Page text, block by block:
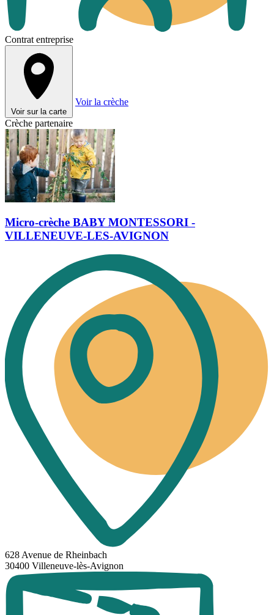
Contrat entreprise
Voir sur la carte
Voir la crèche
Crèche partenaire
Micro-crèche BABY MONTESSORI -
VILLENEUVE-LES-AVIGNON
628 Avenue de Rheinbach
30400 Villeneuve-lès-Avignon